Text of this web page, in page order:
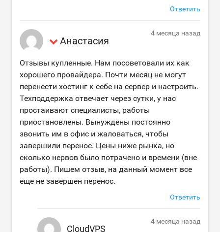
Ответить
Анастасия
4 месяца назад
Отзывы купленные. Нам посоветовали их как
хорошего провайдера. Почти месяц не могут
перенести хостинг к себе на сервер и настроить.
Техподдержка отвечает через сутки, у нас
простаивают специалисты, работы
приостановлены. Вынуждены постоянно
звонить им в офис и жаловаться, чтобы
завершили перенос. Цены ниже рынка, но
сколько нервов было потрачено и времени (вне
работы). Пишем отзыв, на данный момент все
еще не завершен перенос.
Ответить
CloudVPS
4 месяца назад